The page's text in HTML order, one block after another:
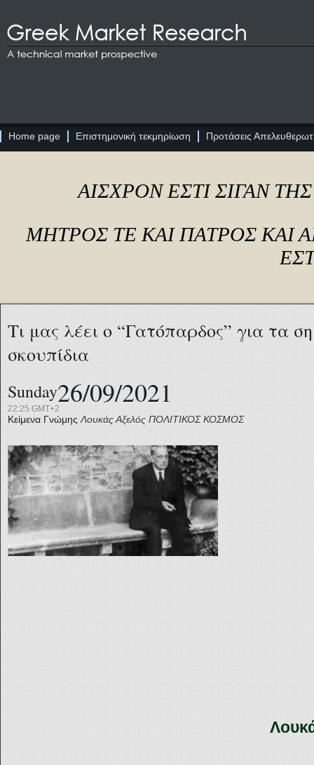
Home page Επιστημονική τεκμηρίωση Προτάσεις
ΑΙΣΧΡΟΝ ΕΣΤΙ ΣΙΓΑΝ
ΜΗΤΡΟΣ ΤΕ ΚΑΙ ΠΑΤΡΟΣ ΚΑΙ
Τι μας λέει ο “Γατόπαρδος” για τα
σκουπίδια
Sunday26/09/2021
22:25 GMT+2
Κείμενα Γνώμης Λουκάς Αξελός ΠΟΛΙΤΙΚΟΣ ΚΟΣΜΟΣ